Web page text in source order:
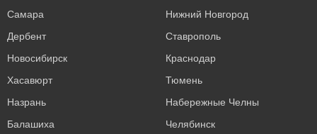
Самара
Нижний Новгород
Дербент
Ставрополь
Новосибирск
Краснодар
Хасавюрт
Тюмень
Назрань
Набережные Челны
Балашиха
Челябинск